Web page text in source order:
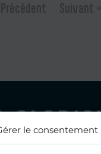
le consentement
Suivant »